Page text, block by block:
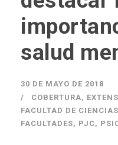
salud
30 DE MAYO DE 2018
COBERTURA,
FACULTAD DE
FACULTADES, PJC,